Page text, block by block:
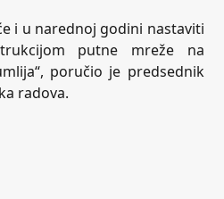
i u narednoj godini nastaviti
putne mreže na
poručio je predsednik
radova.